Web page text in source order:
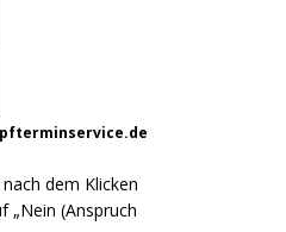
dem Klicken
„Nein (Anspruch